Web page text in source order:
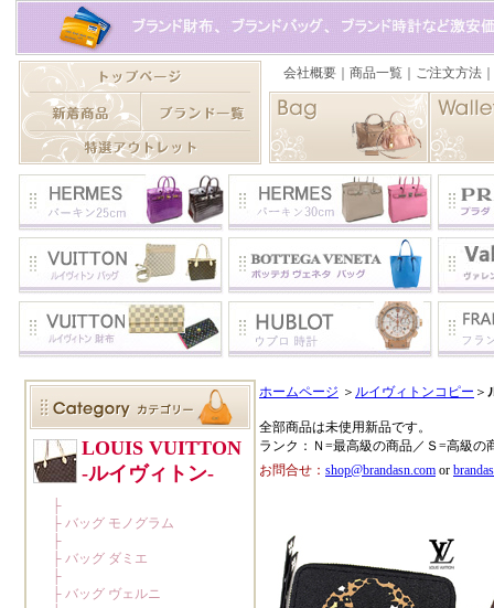
ホームページ ＞ ルイヴィトンコピー ＞
全部商品は未使用新品です。
ランク：Ｎ=最高級の商品／Ｓ=高級の
お問合せ： shop@brandasn.com or